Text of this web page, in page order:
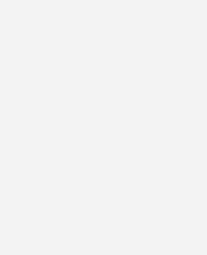
Leiterin Energie und Klimaschutz
Minister: „Scholz und Seehofer
im Gebäudebereich. Herr Scholz
statt in die energetische
sei kurzsichtig, Klimaschutz und
gegeneinander auszuspielen.
insbesondere bei den
wir deshalb dran und prüfen